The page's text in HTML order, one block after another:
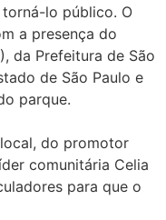
lo público. O
a presença do
da Prefeitura de São
de São Paulo e
parque.
do promotor
comunitária Celia
para que o